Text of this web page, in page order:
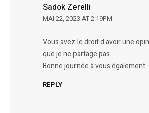
Sadok Zerelli
MAI 22, 2023 AT 2:19PM
Vous avez le droit d avoir une
que je ne partage pas
Bonne journée à vous également
REPLY